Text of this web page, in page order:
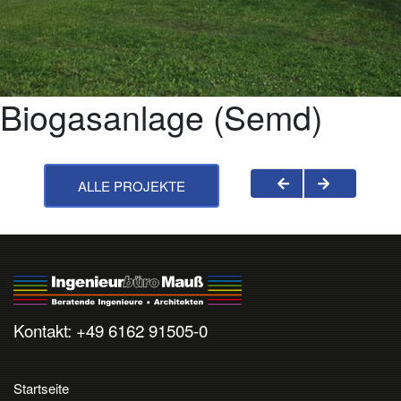
Biogasanlage (Semd)
ALLE PROJEKTE
Kontakt: +49 6162 91505-0
Startseite